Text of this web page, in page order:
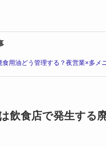
食用油どう管理する？夜営業×多メ
飲食店で発生する